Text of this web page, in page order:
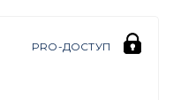
PRO-ДОСТУП